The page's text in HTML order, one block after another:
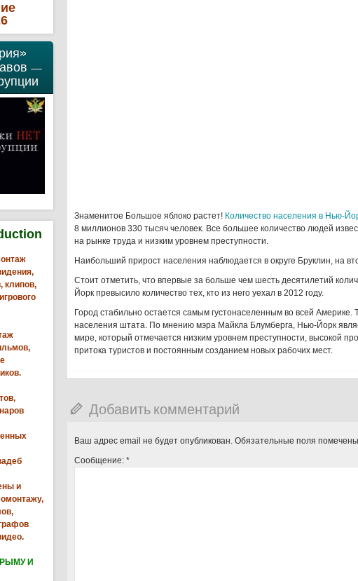
—
клипов,
и
И
Знаменитое Большое яблоко растет! Количество населения в Нью-
8 миллионов 330 тысяч человек. Все большее количество людей
на рынке труда и низким уровнем преступности.
Наибольший прирост населения наблюдается в округе Бруклин, на
Стоит отметить, что впервые за больше чем шесть десятилетий
Йорк превысило количество тех, кто из него уехал в 2012 году.
Город стабильно остается самым густонаселенным во всей Америке.
населения штата. По мнению мэра Майкла Блумберга, Нью-Йорк
мире, который отмечается низким уровнем преступности, высокой
притока туристов и постоянным созданием новых рабочих мест.
Добавить комментарий
Ваш адрес email не будет опубликован. Обязательные поля помечены
Сообщение: *